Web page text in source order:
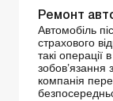
Ремонт
Автомобіль
страхового
такі операції
зобов’язання
компанія